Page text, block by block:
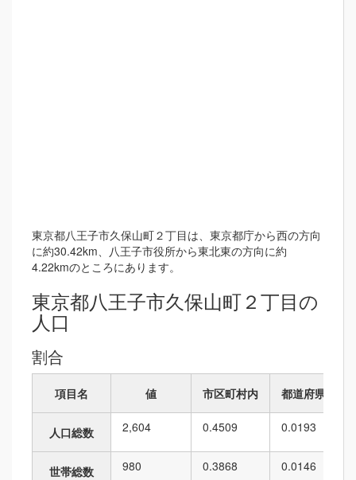
東京都八王子市久保山町２丁目は、東京都庁から西の方向
に約30.42km、八王子市役所から東北東の方向に約
4.22kmのところにあります。
東京都八王子市久保山町２丁目の
人口
割合
項目名 値 市区町村内 都道府県内
人口総数 2,604 0.4509 0.0193
世帯総数 980 0.3868 0.0146